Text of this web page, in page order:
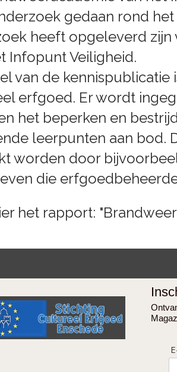
gedaan rond
heeft opgeleverd zijn
Infopunt Veiligheid.
van de
erfgoed. Er wordt
het beperken en
leerpunten aan bod.
worden door
die
het rapport: